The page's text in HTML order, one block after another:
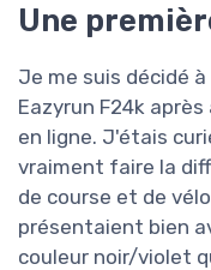
Une
Je me suis décidé
Eazyrun F24k
en ligne. J'étais
vraiment faire la
de course et de
présentaient bien
couleur noir/violet